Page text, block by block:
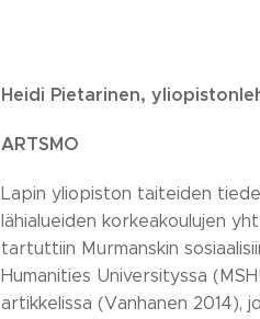
Heidi Pietarinen,
ARTSMO
Lapin yliopiston taiteiden
lähialueiden korkeakoulujen
tartuttiin Murmanskin
Humanities Universityssa
artikkelissa (Vanhanen